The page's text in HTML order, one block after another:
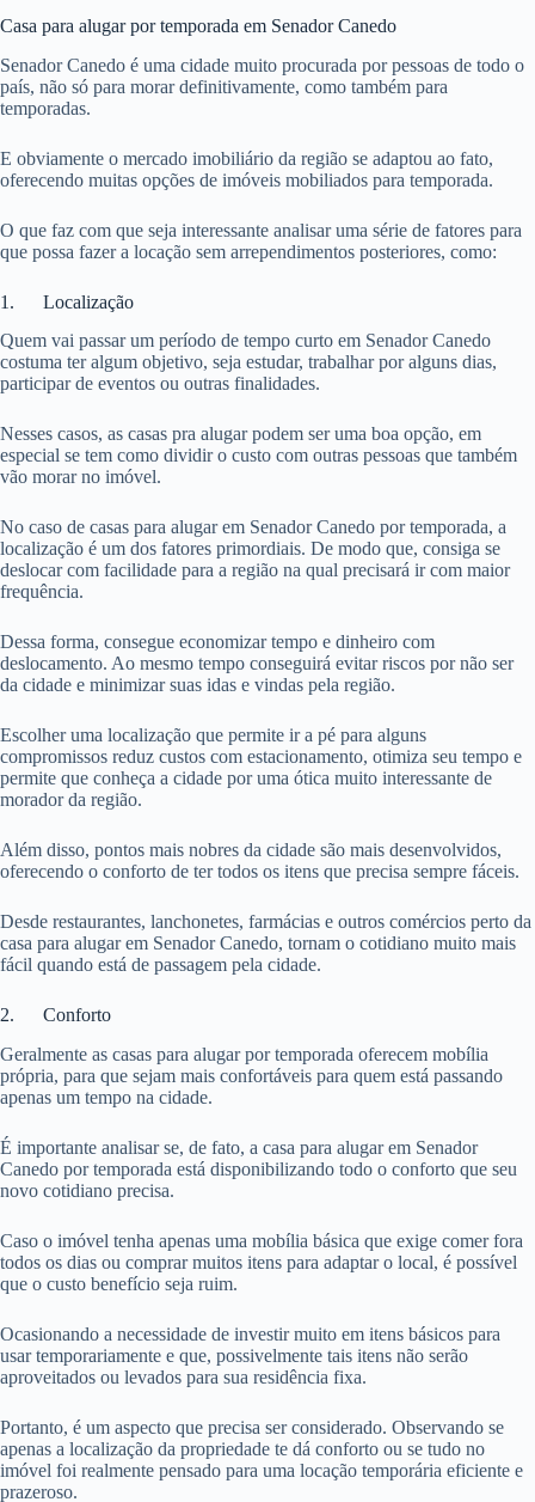
Casa para alugar por temporada em Senador Canedo
Senador Canedo é uma cidade muito procurada por pessoas de todo o
país, não só para morar definitivamente, como também para
temporadas.
E obviamente o mercado imobiliário da região se adaptou ao fato,
oferecendo muitas opções de imóveis mobiliados para temporada.
O que faz com que seja interessante analisar uma série de fatores para
que possa fazer a locação sem arrependimentos posteriores, como:
1. Localização
Quem vai passar um período de tempo curto em Senador Canedo
costuma ter algum objetivo, seja estudar, trabalhar por alguns dias,
participar de eventos ou outras finalidades.
Nesses casos, as casas pra alugar podem ser uma boa opção, em
especial se tem como dividir o custo com outras pessoas que também
vão morar no imóvel.
No caso de casas para alugar em Senador Canedo por temporada, a
localização é um dos fatores primordiais. De modo que, consiga se
deslocar com facilidade para a região na qual precisará ir com maior
frequência.
Dessa forma, consegue economizar tempo e dinheiro com
deslocamento. Ao mesmo tempo conseguirá evitar riscos por não ser
da cidade e minimizar suas idas e vindas pela região.
Escolher uma localização que permite ir a pé para alguns
compromissos reduz custos com estacionamento, otimiza seu tempo e
permite que conheça a cidade por uma ótica muito interessante de
morador da região.
Além disso, pontos mais nobres da cidade são mais desenvolvidos,
oferecendo o conforto de ter todos os itens que precisa sempre fáceis.
Desde restaurantes, lanchonetes, farmácias e outros comércios perto da
casa para alugar em Senador Canedo, tornam o cotidiano muito mais
fácil quando está de passagem pela cidade.
2. Conforto
Geralmente as casas para alugar por temporada oferecem mobília
própria, para que sejam mais confortáveis para quem está passando
apenas um tempo na cidade.
É importante analisar se, de fato, a casa para alugar em Senador
Canedo por temporada está disponibilizando todo o conforto que seu
novo cotidiano precisa.
Caso o imóvel tenha apenas uma mobília básica que exige comer fora
todos os dias ou comprar muitos itens para adaptar o local, é possível
que o custo benefício seja ruim.
Ocasionando a necessidade de investir muito em itens básicos para
usar temporariamente e que, possivelmente tais itens não serão
aproveitados ou levados para sua residência fixa.
Portanto, é um aspecto que precisa ser considerado. Observando se
apenas a localização da propriedade te dá conforto ou se tudo no
imóvel foi realmente pensado para uma locação temporária eficiente e
prazeroso.